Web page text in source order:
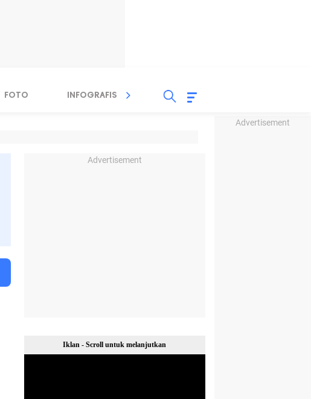
Advertisement
FOTO INFOGRAFIS TV STREAMING
Advertisement
Iklan - Scroll untuk melanjutkan